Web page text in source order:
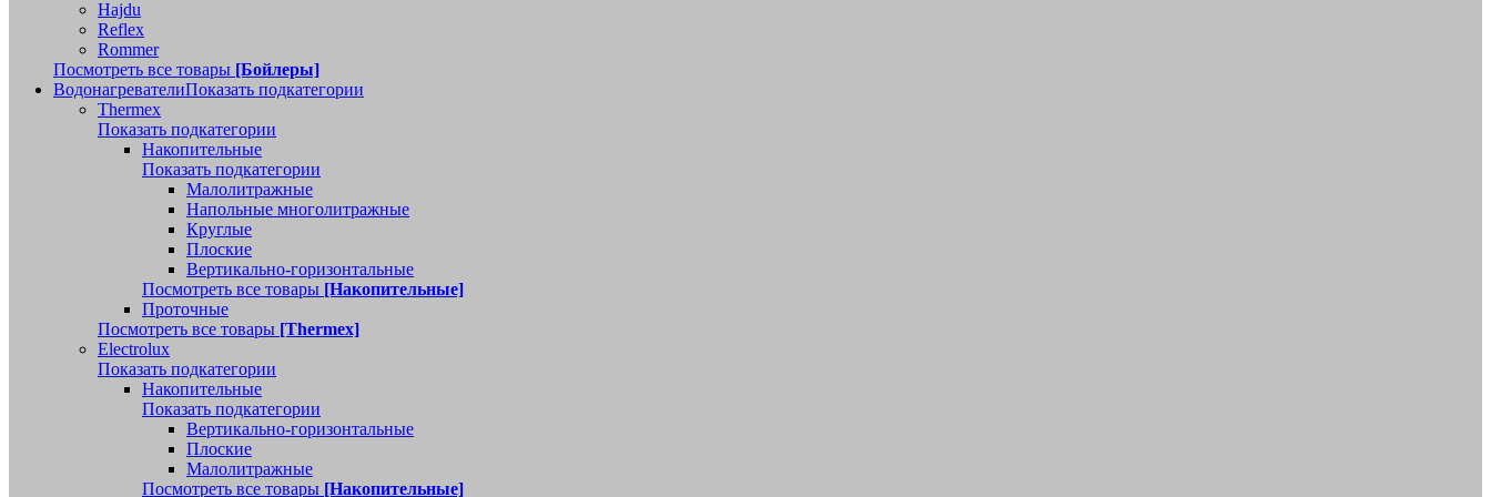
Hajdu
Reflex
Rommer
Посмотреть все товары [Бойлеры]
ВодонагревателиПоказать подкатегории
Thermex
Показать подкатегории
Накопительные
Показать подкатегории
Малолитражные
Напольные многолитражные
Круглые
Плоские
Вертикально-горизонтальные
Посмотреть все товары [Накопительные]
Проточные
Посмотреть все товары [Thermex]
Electrolux
Показать подкатегории
Накопительные
Показать подкатегории
Вертикально-горизонтальные
Плоские
Малолитражные
Посмотреть все товары [Накопительные]